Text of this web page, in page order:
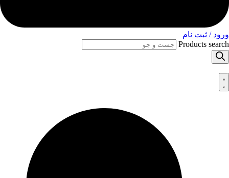
ورود / ثبت نام
Products search